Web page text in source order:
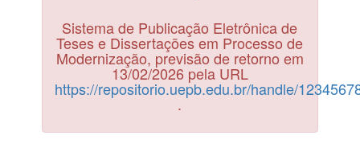
Sistema de Publicação Eletrônica de
Teses e Dissertações em Processo de
Modernização, previsão de retorno em
13/02/2026 pela URL
https://repositorio.uepb.edu.br/handle/
.